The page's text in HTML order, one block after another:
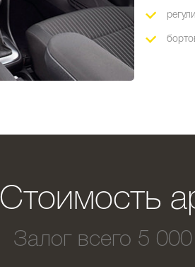
Стоимость
Залог всего 5